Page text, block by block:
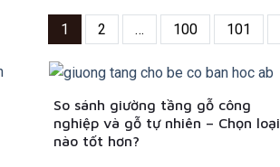
1 2 … 100 101
So sánh giường tầng gỗ công
nghiệp và gỗ tự nhiên – Chọn loại
nào tốt hơn?